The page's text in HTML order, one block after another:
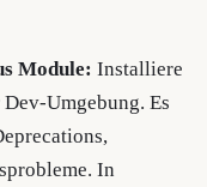
Module: Installiere
Umgebung. Es
In